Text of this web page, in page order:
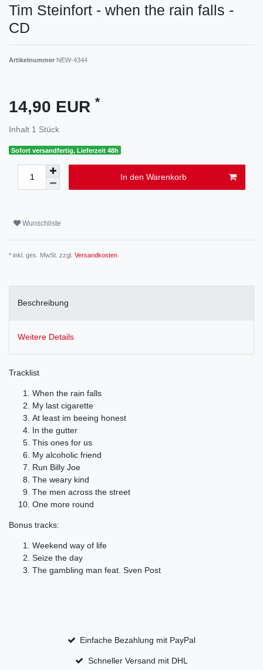
Tim Steinfort - when the rain falls -
CD
Artikelnummer NEW-4344
14,90 EUR *
Inhalt 1 Stück
Sofort versandfertig, Lieferzeit 48h
In den Warenkorb
Wunschliste
* inkl. ges. MwSt. zzgl. Versandkosten
Beschreibung
Weitere Details
Tracklist
When the rain falls
My last cigarette
At least im beeing honest
In the gutter
This ones for us
My alcoholic friend
Run Billy Joe
The weary kind
The men across the street
One more round
Bonus tracks:
Weekend way of life
Seize the day
The gambling man feat. Sven Post
Einfache Bezahlung mit PayPal
Schneller Versand mit DHL